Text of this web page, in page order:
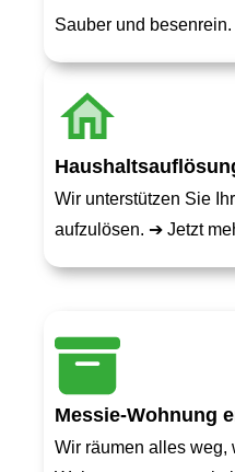
Sauber und
Wir unterstützen Sie
aufzulösen. ➔ Jetzt
Messie-Wohnung
Wir räumen alles weg,